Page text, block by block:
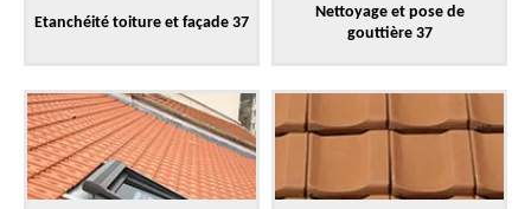
Etanchéité toiture et façade 37
Nettoyage et pose de
gouttière 37